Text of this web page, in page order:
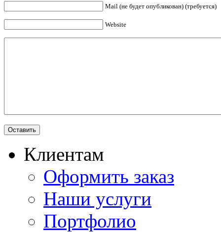
Mail (не будет опубликован) (требуется)
Website
Клиентам
Оформить заказ
Наши услуги
Портфолио